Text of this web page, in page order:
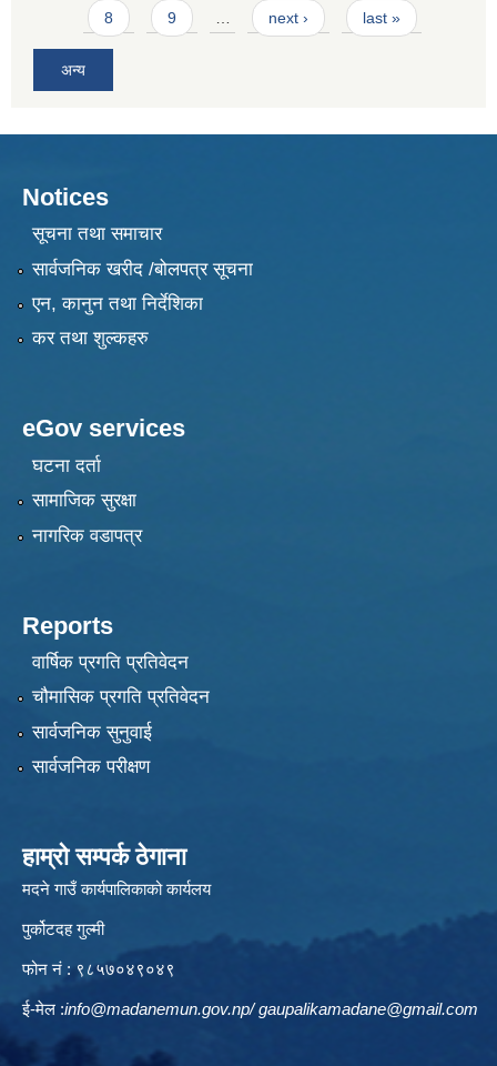
8 9 … next › last »
अन्य
Notices
सूचना तथा समाचार
सार्वजनिक खरीद /बोलपत्र सूचना
एन, कानुन तथा निर्देशिका
कर तथा शुल्कहरु
eGov services
घटना दर्ता
सामाजिक सुरक्षा
नागरिक वडापत्र
Reports
वार्षिक प्रगति प्रतिवेदन
चौमासिक प्रगति प्रतिवेदन
सार्वजनिक सुनुवाई
सार्वजनिक परीक्षण
हाम्रो सम्पर्क ठेगाना
मदने गाउँ कार्यपालिकाको कार्यलय
पुर्कोटदह गुल्मी
फोन नं : ९८५७०४९०४९
ई-मेल :info@madanemun.gov.np/gaupalikamadane@gmail.com